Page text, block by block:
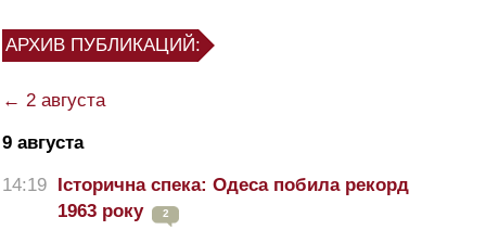
АРХИВ ПУБЛИКАЦИЙ:
← 2 августа
9 августа
14:19
Історична спека: Одеса побила рекорд
1963 року
2